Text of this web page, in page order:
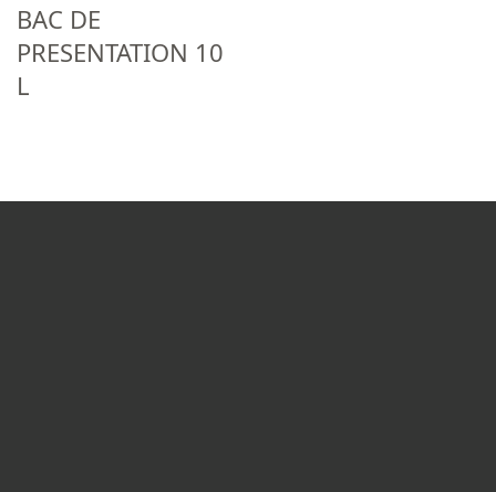
BAC DE
PRESENTATION 10
L